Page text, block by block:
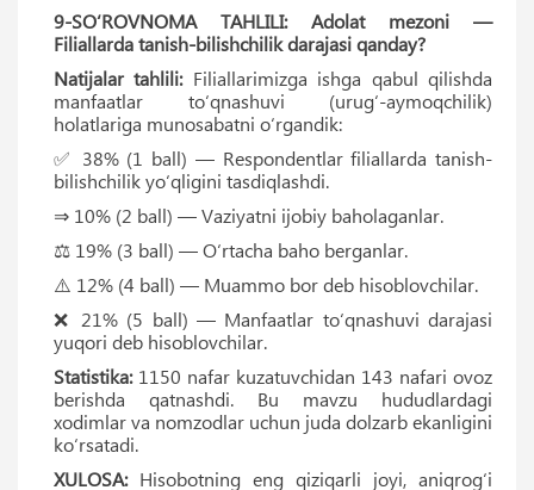
9-SO‘ROVNOMA TAHLILI: Adolat mezoni —
Filiallarda tanish-bilishchilik darajasi qanday?
Natijalar tahlili:Filiallarimizga ishga qabul qilishda
manfaatlar to‘qnashuvi (urug‘-aymoqchilik)
holatlariga munosabatni o‘rgandik:
✅ 38% (1 ball) — Respondentlar filiallarda tanish-
bilishchilik yo‘qligini tasdiqlashdi.
⇒ 10% (2 ball) — Vaziyatni ijobiy baholaganlar.
⚖️ 19% (3 ball) — O‘rtacha baho berganlar.
⚠️ 12% (4 ball) — Muammo bor deb hisoblovchilar.
❌ 21% (5 ball) — Manfaatlar to‘qnashuvi darajasi
yuqori deb hisoblovchilar.
Statistika:1150 nafar kuzatuvchidan 143 nafari ovoz
berishda qatnashdi. Bu mavzu hududlardagi
xodimlar va nomzodlar uchun juda dolzarb ekanligini
ko‘rsatadi.
XULOSA:Hisobotning eng qiziqarli joyi, aniqrog‘i